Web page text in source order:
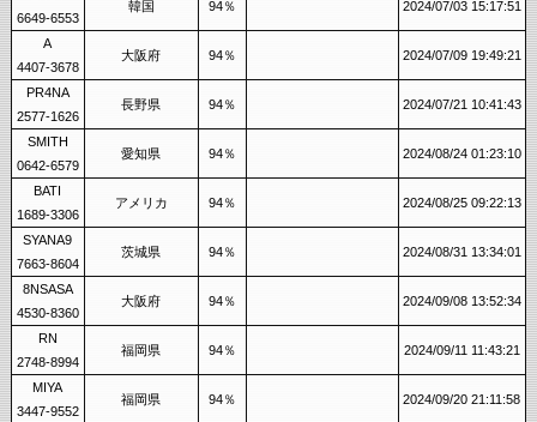
6649-6553
韓国 94％ 2024/07/03 15:17:51
A
4407-3678
大阪府 94％ 2024/07/09 19:49:21
PR4NA
2577-1626
長野県 94％ 2024/07/21 10:41:43
SMITH
0642-6579
愛知県 94％ 2024/08/24 01:23:10
BATI
1689-3306
アメリカ 94％ 2024/08/25 09:22:13
SYANA9
7663-8604
茨城県 94％ 2024/08/31 13:34:01
8NSASA
4530-8360
大阪府 94％ 2024/09/08 13:52:34
RN
2748-8994
福岡県 94％ 2024/09/11 11:43:21
MIYA
3447-9552
福岡県 94％ 2024/09/20 21:11:58